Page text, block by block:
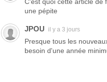
une pépite
JPOU il y a 3 jours
Presque tous les
besoin d'une année